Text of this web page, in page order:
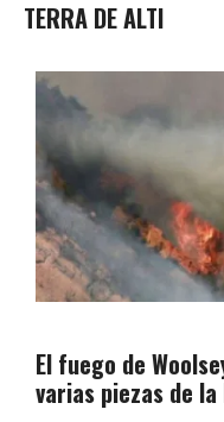
Saltar
contenido
TERRA DE ALTI
El fuego de
varias piezas de